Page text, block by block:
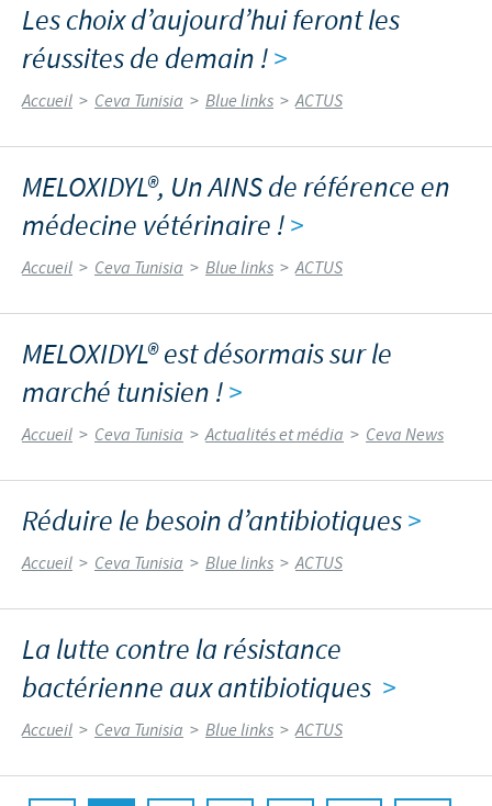
Les choix d’aujourd’hui feront les
réussites de demain !>
Accueil > Ceva Tunisia > Blue links > ACTUS
MELOXIDYL®, Un AINS de référence en
médecine vétérinaire !>
Accueil > Ceva Tunisia > Blue links > ACTUS
MELOXIDYL® est désormais sur le
marché tunisien !>
Accueil > Ceva Tunisia > Actualités et média > Ceva News
Réduire le besoin d’antibiotiques>
Accueil > Ceva Tunisia > Blue links > ACTUS
La lutte contre la résistance
bactérienne aux antibiotiques >
Accueil > Ceva Tunisia > Blue links > ACTUS